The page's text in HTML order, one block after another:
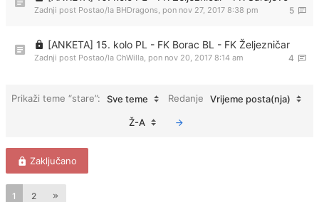
5
Zadnji post Postao/la BHDragons, pon nov 27, 2017 8:38 pm
[ANKETA] 15. kolo PL - FK Borac BL - FK Željezničar
4
Zadnji post Postao/la ChWilla, pon nov 20, 2017 8:14 am
Prikaži teme “stare”: Sve teme Redanje Vrijeme posta(nja)
Ž-A
Zaključano
1 2